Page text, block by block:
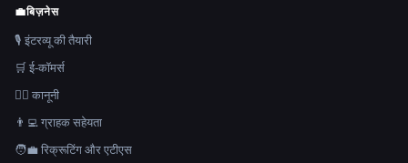
💼बिज़नेस
🎙️ इंटरव्यू की तैयारी
🛒 ई-कॉमर्स
👩‍⚖️ कानूनी
👨‍💻 ग्राहक सहेयता
🧑‍💼 रिक्रूटिंग और एटीएस